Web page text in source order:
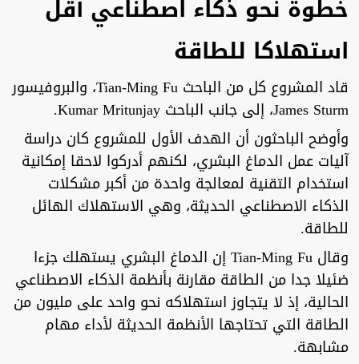
خطوة نحو ذكاء اصطناعي أقل
استهلاكا للطاقة
قاد المشروع كل من الباحث Tian-Ming Fu، والبروفيسور
James Sturm، إلى جانب الباحث Kumar Mritunjay.
وأوضح الباحثون أن الهدف الأول للمشروع كان دراسة
آليات عمل الدماغ البشري، لكنهم أدركوا لاحقا إمكانية
استخدام التقنية لمعالجة واحدة من أكبر مشكلات
الذكاء الاصطناعي الحديثة، وهي الاستهلاك الهائل
للطاقة.
وقال Tian-Ming Fu إن الدماغ البشري يستهلك جزءا
ضئيلا جدا من الطاقة مقارنة بأنظمة الذكاء الاصطناعي
الحالية، إذ لا يتجاوز استهلاكه نحو واحد على مليون من
الطاقة التي تحتاجها الأنظمة الحديثة لأداء مهام
مشابهة.